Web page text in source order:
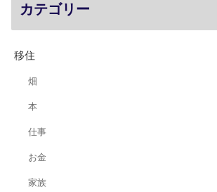
カテゴリー
移住
畑
本
仕事
お金
家族